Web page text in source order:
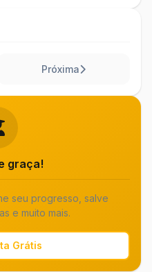
Próxima
graça!
seu progresso, salve
e muito mais.
Grátis